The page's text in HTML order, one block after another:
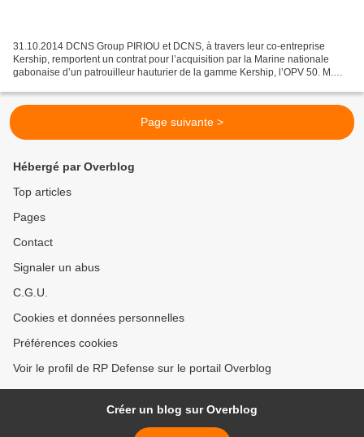
31.10.2014 DCNS Group PIRIOU et DCNS, à travers leur co-entreprise
Kership, remportent un contrat pour l’acquisition par la Marine nationale
gabonaise d’un patrouilleur hauturier de la gamme Kership, l’OPV 50. M.
Page suivante >
Hébergé par Overblog
Top articles
Pages
Contact
Signaler un abus
C.G.U.
Cookies et données personnelles
Préférences cookies
Voir le profil de RP Defense sur le portail Overblog
Créer un blog sur Overblog